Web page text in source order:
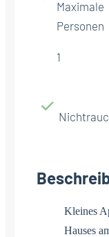
Maximale
Personen
1
Kleines
Hauses